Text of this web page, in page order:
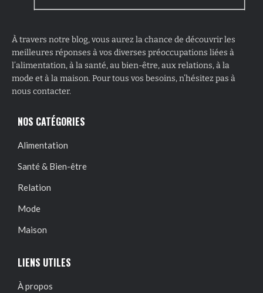
À travers notre blog, vous aurez la chance de découvrir les
meilleures réponses à vos diverses préoccupations liées à
l’alimentation, à la santé, au bien-être, aux relations, à la
mode et à la maison. Pour tous vos besoins, n’hésitez pas à
nous contacter.
NOS CATÉGORIES
Alimentation
Santé & Bien-être
Relation
Mode
Maison
LIENS UTILES
À propos